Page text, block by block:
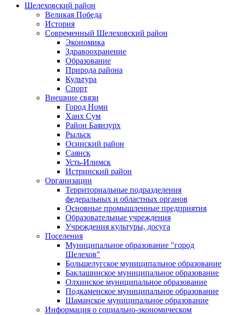
Шелеховский район
Великая Победа
История
Современный Шелеховский район
Экономика
Здравоохранение
Образование
Природа района
Культура
Спорт
Внешние связи
Город Номи
Ханх Сум
Район Баянзурх
Рыльск
Осинский район
Саянск
Усть-Илимск
Истринский район
Организации
Территориальные подразделения
федеральных и областных органов
Основные промышленные предприятия
Образовательные учреждения
Учреждения культуры, досуга
Поселения
Муниципальное образование "город
Шелехов"
Большелугское муниципальное образование
Баклашинское муниципальное образование
Олхинское муниципальное образование
Подкаменское муниципальное образование
Шаманское муниципальное образование
Информация о социально-экономическом